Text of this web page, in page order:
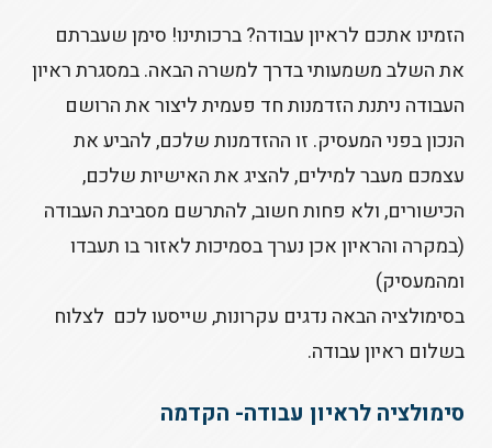
הזמינו אתכם לראיון עבודה? ברכותינו! סימן שעברתם
את השלב משמעותי בדרך למשרה הבאה. במסגרת ראיון
העבודה ניתנת הזדמנות חד פעמית ליצור את הרושם
הנכון בפני המעסיק. זו ההזדמנות שלכם, להביע את
עצמכם מעבר למילים, להציג את האישיות שלכם,
הכישורים, ולא פחות חשוב, להתרשם מסביבת העבודה
(במקרה והראיון אכן נערך בסמיכות לאזור בו תעבדו
ומהמעסיק)
בסימולציה הבאה נדגים עקרונות, שייסעו לכם לצלוח
בשלום ראיון עבודה.
סימולציה לראיון עבודה- הקדמה